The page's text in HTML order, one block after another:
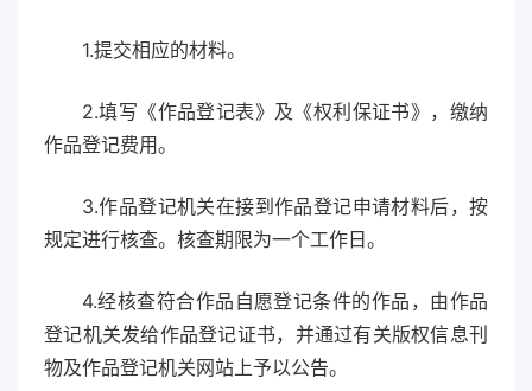
1.提交相应的材料。
2.填写《作品登记表》及《权利保证书》，缴纳
作品登记费用。
3.作品登记机关在接到作品登记申请材料后，按
规定进行核查。核查期限为一个工作日。
4.经核查符合作品自愿登记条件的作品，由作品
登记机关发给作品登记证书，并通过有关版权信息刊
物及作品登记机关网站上予以公告。